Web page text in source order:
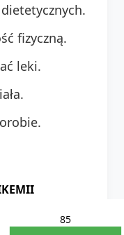
fizyczną.
leki.
85